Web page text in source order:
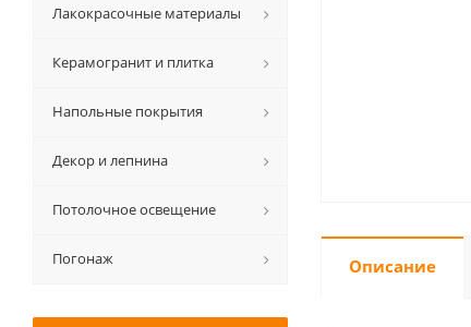
Описание
Лакокрасочные материалы
Керамогранит и плитка
Напольные покрытия
Декор и лепнина
Потолочное освещение
Погонаж